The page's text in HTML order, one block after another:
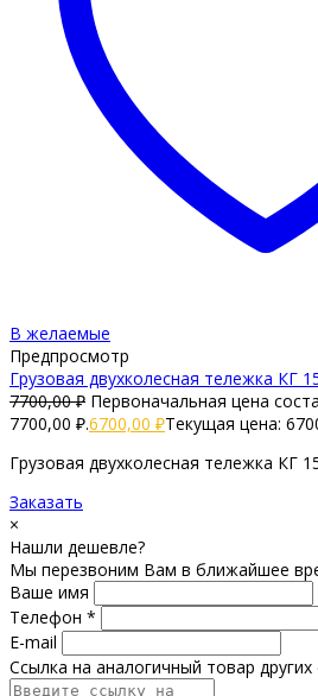
В желаемые
Предпросмотр
Грузовая двухколесная тележка КГ
7700,00₽ Первоначальная цена
7700,00 ₽.6700,00 ₽Текущая цена:
Грузовая двухколесная тележка КГ
Заказать
×
Нашли дешевле?
Мы перезвоним Вам в ближайшее
Ваше имя
Телефон *
E-mail
Ссылка на аналогичный товар